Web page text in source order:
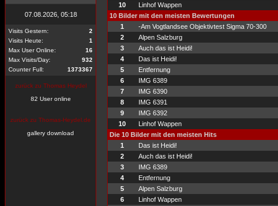
07.08.2026, 05:18
Visits Gestern:
2
Visits Heute:
1
Max User Online:
16
Max Visits/Day:
932
Counter Full:
1373367
zurück zu Thomas Heydel
82 User online
zurück zu Thomas-Heydel.de
gallery download
10
Linhof Wappen
10 Bilder mit den meisten Bewertungen
1
-Am Vogtlandsee Objektivtest Sigma 70-300
2
Alpen Salzburg
3
Auch das ist Heidi!
4
Das ist Heidi!
5
Entfernung
6
IMG 6389
7
IMG 6390
8
IMG 6391
9
IMG 6392
10
Linhof Wappen
Die 10 Bilder mit den meisten Hits
1
Das ist Heidi!
2
Auch das ist Heidi!
3
IMG 6389
4
Entfernung
5
Alpen Salzburg
6
Linhof Wappen